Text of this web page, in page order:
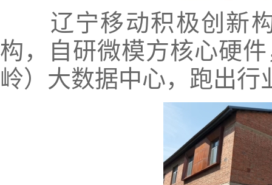
辽宁移动积极创新构
构，自研微模方核心硬
岭）大数据中心，跑出行